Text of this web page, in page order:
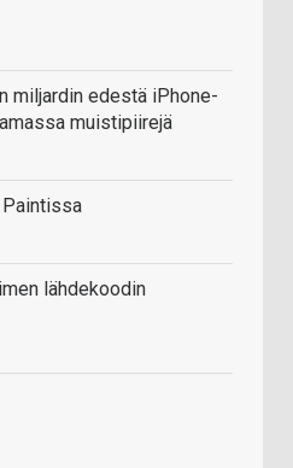
miljardin edestä iPhone-
muistipiirejä
lähdekoodin